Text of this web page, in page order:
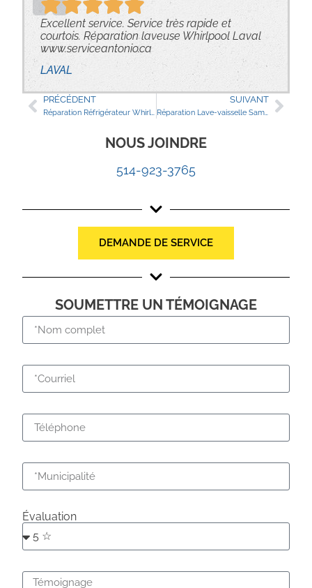
Excellent service. Service très rapide et
courtois. Réparation laveuse Whirlpool Laval
www.serviceantonio.ca
LAVAL
PRÉCÉDENT
Réparation Réfrigérateur Whirlpool, Repentigny
SUIVANT
Réparation Lave-vaisselle Samsung, Laval
NOUS JOINDRE
514-923-3765
DEMANDE DE SERVICE
SOUMETTRE UN TÉMOIGNAGE
Évaluation